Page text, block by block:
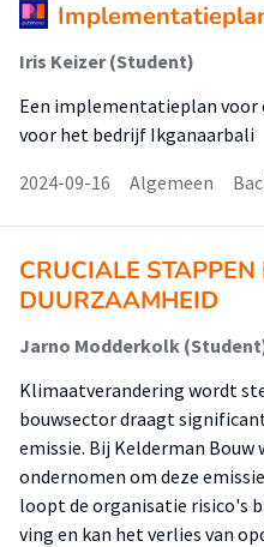
Iris Keizer (Student)
Een implementatieplan voor
voor het bedrijf Ikganaarbali
2024-09-16
Algemeen
CRUCIALE
DUURZAAMHEID
Klimaatverandering wordt
bouwsector draagt
emissie. Bij Kelderman
ondernomen om deze
loopt de organisatie risico's
ving en kan het verlies van